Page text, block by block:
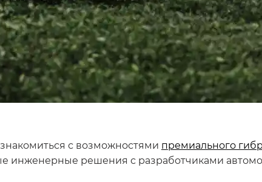
с возможностями премиального
инженерные решения с разработчиками